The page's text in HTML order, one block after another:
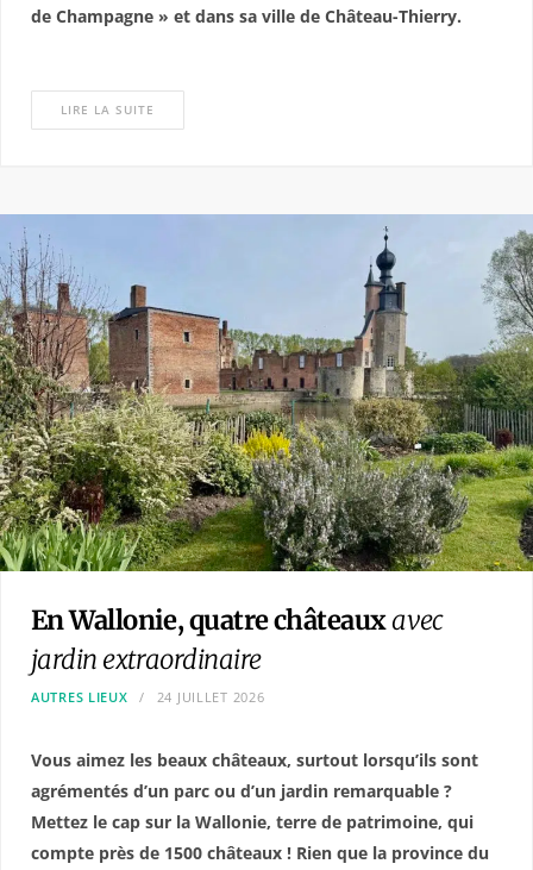
de Champagne » et dans sa ville de Château-Thierry.
LIRE LA SUITE
En Wallonie, quatre châteauxavec
jardin extraordinaire
AUTRES LIEUX 24 JUILLET 2026
Vous aimez les beaux châteaux, surtout lorsqu’ils sont
agrémentés d’un parc ou d’un jardin remarquable ?
Mettez le cap sur la Wallonie, terre de patrimoine, qui
compte près de 1500 châteaux ! Rien que la province du